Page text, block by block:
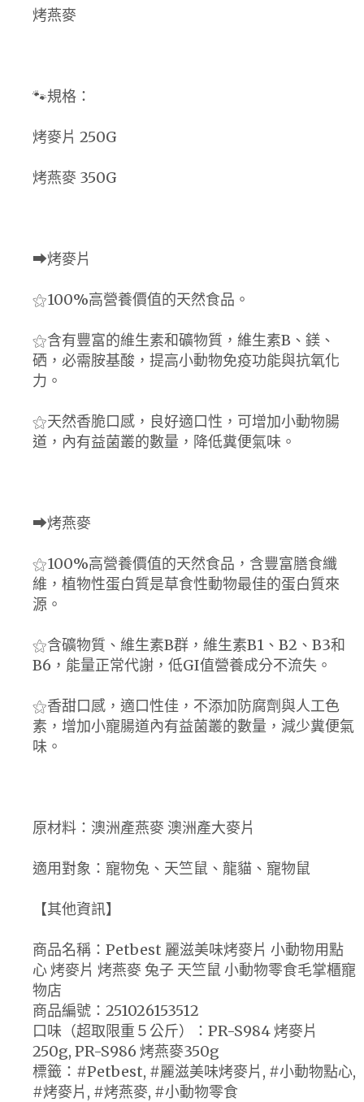
烤燕麥
🐾規格：
烤麥片 250G
烤燕麥 350G
⮕烤麥片
⚝100%高營養價值的天然食品。
⚝含有豐富的維生素和礦物質，維生素B、鎂、
硒，必需胺基酸，提高小動物免疫功能與抗氧化
力。
⚝天然香脆口感，良好適口性，可增加小動物腸
道，內有益菌叢的數量，降低糞便氣味。
⮕烤燕麥
⚝100%高營養價值的天然食品，含豐富膳食纖
維，植物性蛋白質是草食性動物最佳的蛋白質來
源。
⚝含礦物質、維生素B群，維生素B1、B2、B3和
B6，能量正常代謝，低GI值營養成分不流失。
⚝香甜口感，適口性佳，不添加防腐劑與人工色
素，增加小寵腸道內有益菌叢的數量，減少糞便氣
味。
原材料：澳洲產燕麥 澳洲產大麥片
適用對象：寵物兔、天竺鼠、龍貓、寵物鼠
【其他資訊】
商品名稱：Petbest 麗滋美味烤麥片 小動物用點
心 烤麥片 烤燕麥 兔子 天竺鼠 小動物零食毛掌櫃寵
物店
商品編號：251026153512
口味（超取限重５公斤）：PR-S984 烤麥片
250g, PR-S986 烤燕麥350g
標籤：#Petbest, #麗滋美味烤麥片, #小動物點心,
#烤麥片, #烤燕麥, #小動物零食